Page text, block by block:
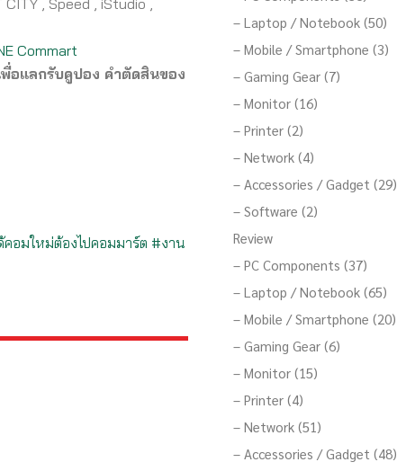
CITY , Speed , iStudio ,
Commart
อแลกรับคูปอง คำตัดสินของ
คอมใหม่ต้องไปคอมมาร์ต #งาน
– Laptop / Notebook (50)
– Mobile / Smartphone (3)
– Gaming Gear (7)
– Monitor (16)
– Printer (2)
– Network (4)
– Accessories / Gadget (29)
– Software (2)
Review
– PC Components (37)
– Laptop / Notebook (65)
– Mobile / Smartphone (20)
– Gaming Gear (6)
– Monitor (15)
– Printer (4)
– Network (51)
– Accessories / Gadget (48)